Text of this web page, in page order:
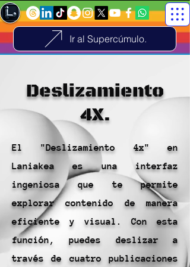
Ir al Supercúmulo.
Deslizamiento
4X.
El "Deslizamiento 4x" en
Laniakea es una interfaz
ingeniosa que te permite
explorar contenido de manera
eficiente y visual. Con esta
función, puedes deslizar a
través de cuatro publicaciones